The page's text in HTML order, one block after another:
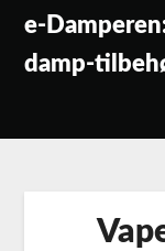
content
e-
damp-